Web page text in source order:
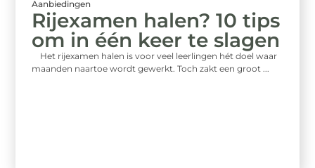
Aanbiedingen
Rijexamen halen? 10 tips
om in één keer te slagen
Het rijexamen halen is voor veel leerlingen hét doel waar
maanden naartoe wordt gewerkt. Toch zakt een groot ...